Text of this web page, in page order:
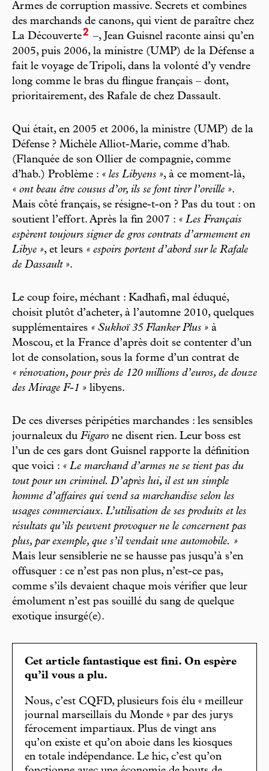
Armes de corruption massive. Secrets et combines
des marchands de canons, qui vient de paraître chez
La Découverte2 –, Jean Guisnel raconte ainsi qu’en
2005, puis 2006, la ministre (UMP) de la Défense a
fait le voyage de Tripoli, dans la volonté d’y vendre
long comme le bras du flingue français – dont,
prioritairement, des Rafale de chez Dassault.
Qui était, en 2005 et 2006, la ministre (UMP) de la
Défense ? Michèle Alliot-Marie, comme d’hab.
(Flanquée de son Ollier de compagnie, comme
d’hab.) Problème : « les Libyens », à ce moment-là,
« ont beau être cousus d’or, ils se font tirer l’oreille ».
Mais côté français, se résigne-t-on ? Pas du tout : on
soutient l’effort. Après la fin 2007 : « Les Français
espèrent toujours signer de gros contrats d’armement en
Libye », et leurs « espoirs portent d’abord sur le Rafale
de Dassault ».
Le coup foire, méchant : Kadhafi, mal éduqué,
choisit plutôt d’acheter, à l’automne 2010, quelques
supplémentaires « Sukhoï 35 Flanker Plus » à
Moscou, et la France d’après doit se contenter d’un
lot de consolation, sous la forme d’un contrat de
« rénovation, pour près de 120 millions d’euros, de douze
des Mirage F-1 » libyens.
De ces diverses péripéties marchandes : les sensibles
journaleux du Figaro ne disent rien. Leur boss est
l’un de ces gars dont Guisnel rapporte la définition
que voici : « Le marchand d’armes ne se tient pas du
tout pour un criminel. D’après lui, il est un simple
homme d’affaires qui vend sa marchandise selon les
usages commerciaux. L’utilisation de ses produits et les
résultats qu’ils peuvent provoquer ne le concernent pas
plus, par exemple, que s’il vendait une automobile. »
Mais leur sensiblerie ne se hausse pas jusqu’à s’en
offusquer : ce n’est pas non plus, n’est-ce pas,
comme s’ils devaient chaque mois vérifier que leur
émolument n’est pas souillé du sang de quelque
exotique insurgé(e).
Cet article fantastique est fini. On espère
qu’il vous a plu.
Nous, c’est CQFD, plusieurs fois élu « meilleur
journal marseillais du Monde » par des jurys
férocement impartiaux. Plus de vingt ans
qu’on existe et qu’on aboie dans les kiosques
en totale indépendance. Le hic, c’est qu’on